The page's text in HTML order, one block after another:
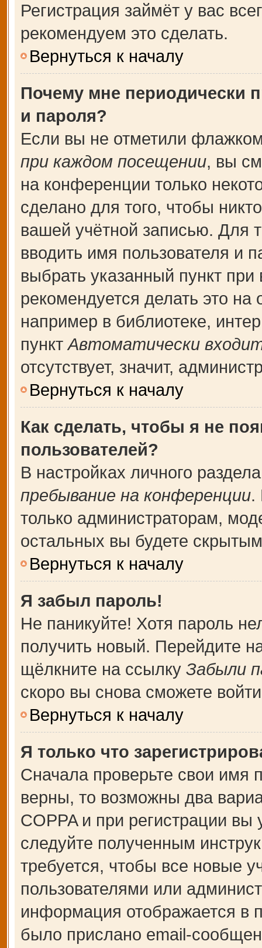
Регистрация займёт у вас
рекомендуем это сделать.
Вернуться к началу
Почему мне периодически
и пароля?
Если вы не отметили
при каждом посещении, вы
на конференции только
сделано для того, чтобы
вашей учётной записью. Для
вводить имя пользователя и
выбрать указанный пункт
рекомендуется делать это
например в библиотеке,
пунктАвтоматически
отсутствует, значит,
Вернуться к началу
Как сделать, чтобы я не
пользователей?
В настройках личного
пребывание на конференции.
только администраторам,
остальных вы будете
Вернуться к началу
Я забыл пароль!
Не паникуйте! Хотя пароль
получить новый. Перейдите
щёлкните на ссылку Забыли
скоро вы снова сможете
Вернуться к началу
Я только что
Сначала проверьте свои имя
верны, то возможны два
COPPA и при регистрации вы
следуйте полученным
требуется, чтобы все новые
пользователями или
информация отображается в
было прислано email-